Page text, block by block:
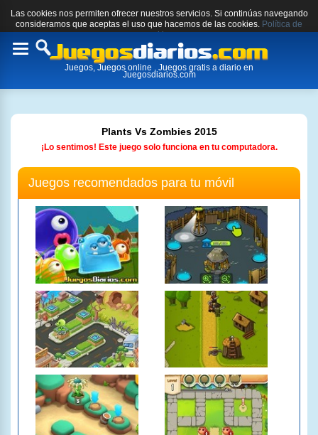
Las cookies nos permiten ofrecer nuestros servicios. Si continúas navegando
consideramos que aceptas el uso que hacemos de las cookies. Política de
cookies.
Toggle
Juegos, Juegos online , Juegos gratis a diario en
Juegosdiarios.com
Plants Vs Zombies 2015
¡Lo sentimos! Este juego solo funciona en tu computadora.
Juegos recomendados para tu móvil